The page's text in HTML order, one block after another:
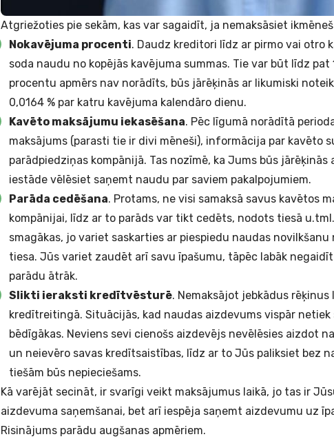
Atgriežoties pie sekām, kas var sagaidīt, ja nemaksāsiet
Nokavējuma procenti. Daudz kreditori līdz ar pirmo vai otro
soda naudu no kopējās kavējuma summas. Tie var būt līdz pat
procentu apmērs nav norādīts, būs jārēķinās ar likumiski
0,0164 % par katru kavējuma kalendāro dienu.
Kavēto maksājumu iekasēšana. Pēc līgumā norādītā
maksājums (parasti tie ir divi mēneši), informācija par kavēto
parādpiedziņas kompānijā. Tas nozīmē, ka Jums būs
iestāde vēlēsiet saņemt naudu par saviem pakalpojumiem.
Parāda cedēšana. Protams, ne visi samaksā savus kavētos
kompānijai, līdz ar to parāds var tikt cedēts, nodots tiesā
smagākas, jo variet saskarties ar piespiedu naudas
tiesa. Jūs variet zaudēt arī savu īpašumu, tāpēc labāk
parādu ātrāk.
Slikti ieraksti kredītvēsturē. Nemaksājot jebkādus
kredītreitingā. Situācijās, kad naudas aizdevums vispār
bēdīgākas. Neviens sevi cienošs aizdevējs nevēlēsies aizdot
un neievēro savas kredītsaistības, līdz ar to Jūs paliksiet bez
tiešām būs nepieciešams.
Kā varējāt secināt, ir svarīgi veikt maksājumus laikā, jo tas ir
aizdevuma saņemšanai, bet arī iespēja saņemt aizdevumu uz
Risinājums parādu augšanas apmēriem.